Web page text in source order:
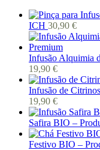
ICH 30,90 €
Infusão Alquimia
19,90 €
Infusão de
19,90 €
Safira BIO –
Festivo BIO –